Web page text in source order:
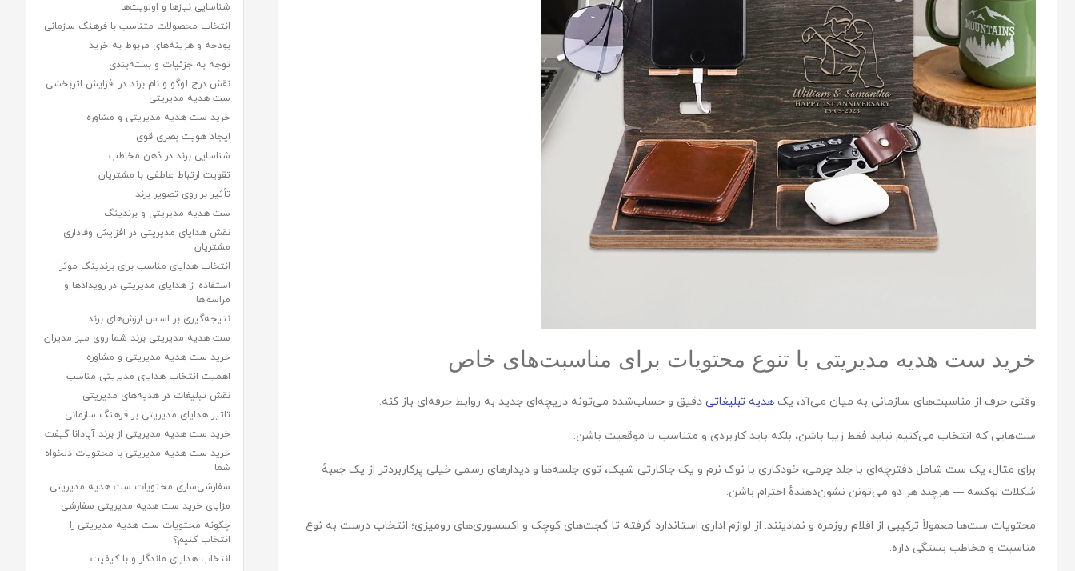
خرید ست هدیه مدیریتی با تنوع محتویات برای مناسبت‌های خاص
وقتی حرف از مناسبت‌های سازمانی به میان می‌آد، یک هدیه تبلیغاتی دقیق و حساب‌شده می‌تونه دریچه‌ای جدید به روابط حرفه‌ای باز کنه.
ست‌هایی که انتخاب می‌کنیم نباید فقط زیبا باشن، بلکه باید کاربردی و متناسب با موقعیت باشن.
برای مثال، یک ست شامل دفترچه‌ای با جلد چرمی، خودکاری با نوک نرم و یک جاکارتی شیک، توی جلسه‌ها و دیدارهای رسمی خیلی پرکاربردتر از یک جعبهٔ
شکلات لوکسه — هرچند هر دو می‌تونن نشون‌دهندهٔ احترام باشن.
محتویات ست‌ها معمولاً ترکیبی از اقلام روزمره و نمادینند. از لوازم اداری استاندارد گرفته تا گجت‌های کوچک و اکسسوری‌های رومیزی؛ انتخاب درست به نوع
مناسبت و مخاطب بستگی داره.
شناسایی نیازها و اولویت‌ها
انتخاب محصولات متناسب با فرهنگ سازمانی
بودجه و هزینه‌های مربوط به خرید
توجه به جزئیات و بسته‌بندی
نقش درج لوگو و نام برند در افزایش اثربخشی
ست هدیه مدیریتی
خرید ست هدیه مدیریتی و مشاوره
ایجاد هویت بصری قوی
شناسایی برند در ذهن مخاطب
تقویت ارتباط عاطفی با مشتریان
تأثیر بر روی تصویر برند
ست هدیه مدیریتی و برندینگ
نقش هدایای مدیریتی در افزایش وفاداری
مشتریان
انتخاب هدایای مناسب برای برندینگ موثر
استفاده از هدایای مدیریتی در رویدادها و
مراسم‌ها
نتیجه‌گیری بر اساس ارزش‌های برند
ست هدیه مدیریتی برند شما روی میز مدیران
خرید ست هدیه مدیریتی و مشاوره
اهمیت انتخاب هدایای مدیریتی مناسب
نقش تبلیغات در هدیه‌های مدیریتی
تاثیر هدایای مدیریتی بر فرهنگ سازمانی
خرید ست هدیه مدیریتی از برند آپادانا گیفت
خرید ست هدیه مدیریتی با محتویات دلخواه
شما
سفارشی‌سازی محتویات ست هدیه مدیریتی
مزایای خرید ست هدیه مدیریتی سفارشی
چگونه محتویات ست هدیه مدیریتی را
انتخاب کنیم؟
انتخاب هدایای ماندگار و با کیفیت